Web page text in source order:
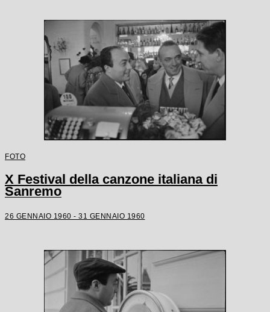
FOTO
X Festival della canzone italiana di
Sanremo
26 GENNAIO 1960 - 31 GENNAIO 1960